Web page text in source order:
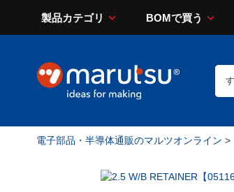
製品カテゴリ BOMで買う
電子部品・半導体通販のマルツオンライン >